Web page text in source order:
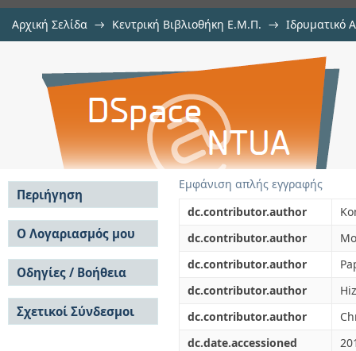
Αρχική Σελίδα → Κεντρική Βιβλιοθήκη Ε.Μ.Π. → Ιδρυματικό
Continuous-wave-controlled
Εμφάνιση απλής εγγραφής
dc.contributor.author
dc.contributor.author
dc.contributor.author
dc.contributor.author
dc.contributor.author
dc.date.accessioned
Περιήγηση
Σε όλο το DSpace
Κοινότητες & Συλλογές
Ανά Ημερομηνία
Έκδοσης
Συγγραφείς
Τίτλοι
Θέματα
Ο Λογαριασμός μου
Σύνδεση
Εγγραφή
Οδηγίες / Βοήθεια
Οδηγίες Υποβολής
Οδηγίες Χρήσης ΙΑ
Συχνές Ερωτήσεις
Σχετικοί Σύνδεσμοι